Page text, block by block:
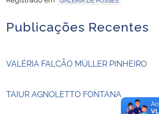
Secretaria-Geral
Publicações Recentes
VALÉRIA FALCÃO MÜLLER PINHEIRO
TAIUR AGNOLETTO FONTANA